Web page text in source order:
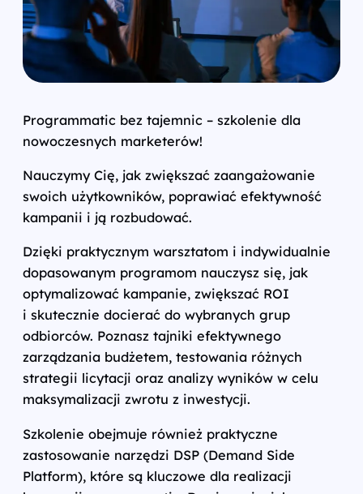
Programmatic bez tajemnic – szkolenie dla
nowoczesnych marketerów!
Nauczymy Cię, jak zwiększać zaangażowanie
swoich użytkowników, poprawiać efektywność
kampanii i ją rozbudować.
Dzięki praktycznym warsztatom i indywidualnie
dopasowanym programom nauczysz się, jak
optymalizować kampanie, zwiększać ROI
i skutecznie docierać do wybranych grup
odbiorców. Poznasz tajniki efektywnego
zarządzania budżetem, testowania różnych
strategii licytacji oraz analizy wyników w celu
maksymalizacji zwrotu z inwestycji.
Szkolenie obejmuje również praktyczne
zastosowanie narzędzi DSP (Demand Side
Platform), które są kluczowe dla realizacji